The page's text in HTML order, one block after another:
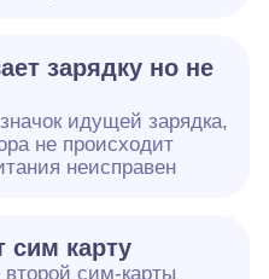
зарядку но не
идущей зарядка,
не происходит
неисправен
сим карту
второй сим-карты